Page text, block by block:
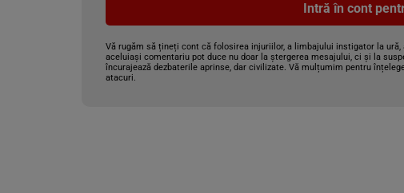
Intră în cont
Vă rugăm să țineți cont că folosirea injuriilor, a limbajului instigator la
aceluiași comentariu pot duce nu doar la ștergerea mesajului, ci și la
încurajează dezbaterile aprinse, dar civilizate. Vă mulțumim pentru
atacuri.